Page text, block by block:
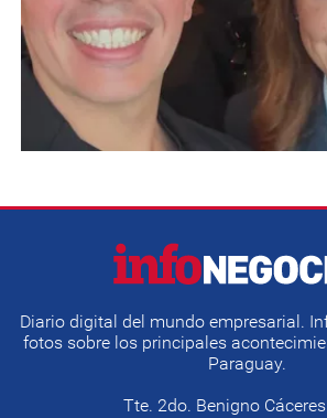
Diario digital del mundo empresarial.
fotos sobre los principales
Paraguay.
Tte. 2do. Benigno